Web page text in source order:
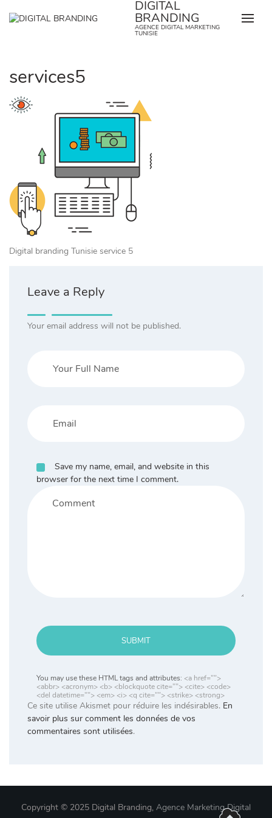
DIGITAL
BRANDING
AGENCE DIGITAL MARKETING
TUNISIE
services5
Digital branding Tunisie service 5
Leave a Reply
Your email address will not be published.
Save my name, email, and website in this
browser for the next time I comment.
SUBMIT
You may use these HTML tags and attributes: <a href="">
<abbr> <acronym> <b> <blockquote cite=""> <cite> <code>
<del datetime=""> <em> <i> <q cite=""> <strike> <strong>
Ce site utilise Akismet pour réduire les indésirables. En
savoir plus sur comment les données de vos
commentaires sont utilisées.
Copyright © 2025 Digital Branding, Agence Marketing Digital